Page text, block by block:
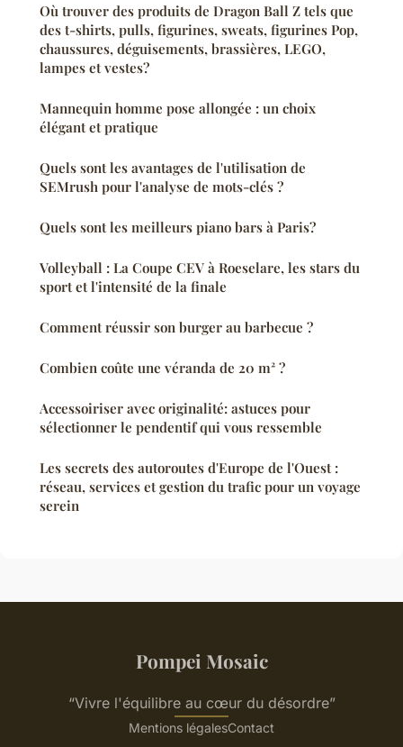
Où trouver des produits de Dragon Ball Z tels que
des t-shirts, pulls, figurines, sweats, figurines Pop,
chaussures, déguisements, brassières, LEGO,
lampes et vestes?
Mannequin homme pose allongée : un choix
élégant et pratique
Quels sont les avantages de l'utilisation de
SEMrush pour l'analyse de mots-clés ?
Quels sont les meilleurs piano bars à Paris?
Volleyball : La Coupe CEV à Roeselare, les stars du
sport et l'intensité de la finale
Comment réussir son burger au barbecue ?
Combien coûte une véranda de 20 m² ?
Accessoiriser avec originalité: astuces pour
sélectionner le pendentif qui vous ressemble
Les secrets des autoroutes d'Europe de l'Ouest :
réseau, services et gestion du trafic pour un voyage
serein
Pompei Mosaic
“Vivre l'équilibre au cœur du désordre”
Mentions légalesContact